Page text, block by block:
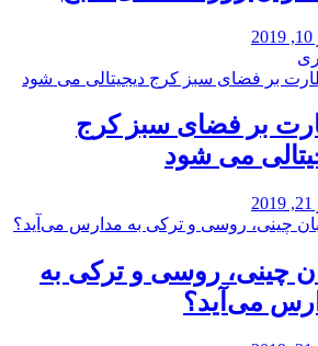
بر فضای سبز کرج
می شود
چینی، روسی و ترکی به
می‌آید؟